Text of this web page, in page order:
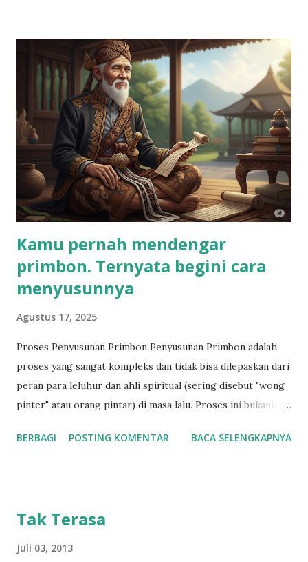
Kantar, dan berbagai lembaga survei lokal: Lebih dari 50%
Konsumen Indonesia Sensitif Harga: Sebagian besar
konsumen aktif membandingkan harga, mencari diskon, dan
mempertimbangkan nilai (kualitas vs. harga) sebelum
membeli. Generasi Muda Sangat Pragmatis: Generasi Z dan
Milenial, yang merupakan target utama layanan digital,
dikenal sangat cermat dalam membelanjakan uang mereka.
Mereka akan melakukan riset mendalam di internet dan
membandingkan ulasan sebelum membuat keputusan.
Perilaku Ini Meluas...
Kamu pernah mendengar
primbon. Ternyata begini cara
menyusunnya
Agustus 17, 2025
Proses Penyusunan Primbon Penyusunan Primbon adalah
proses yang sangat kompleks dan tidak bisa dilepaskan dari
peran para leluhur dan ahli spiritual (sering disebut "wong
pinter" atau orang pintar) di masa lalu. Proses ini bukanlah
pengamatan mendalam, perhitungan, dan pengetahuan yang
fenomena alam dan kejadian di sekitar mereka dengan
BERBAGI POSTING KOMENTAR BACA SELENGKAPNYA
Tak Terasa
Juli 03, 2013